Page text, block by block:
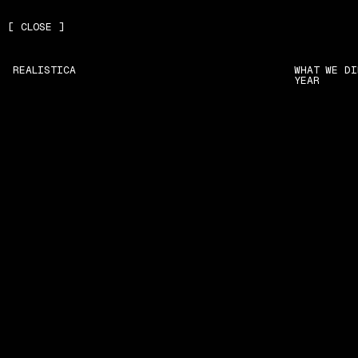
[ CLOSE ]
REALISTICA WHAT WE
YEAR